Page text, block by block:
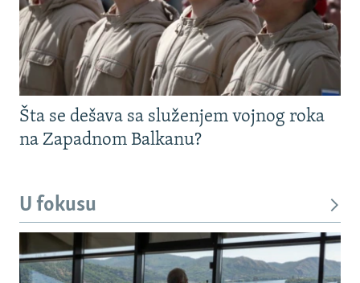
Šta se dešava sa služenjem vojnog roka
na Zapadnom Balkanu?
U fokusu